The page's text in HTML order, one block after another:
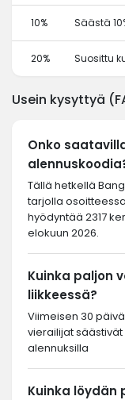
10% Säästä
20% Suosittu
Usein kysyttyä
Onko
Tällä hetkellä
tarjolla
hyödyntää 2317
elokuun 2026.
Kuinka paljon
liikkeessä?
Viimeisen 30
vierailijat
alennuksilla
Kuinka löydän